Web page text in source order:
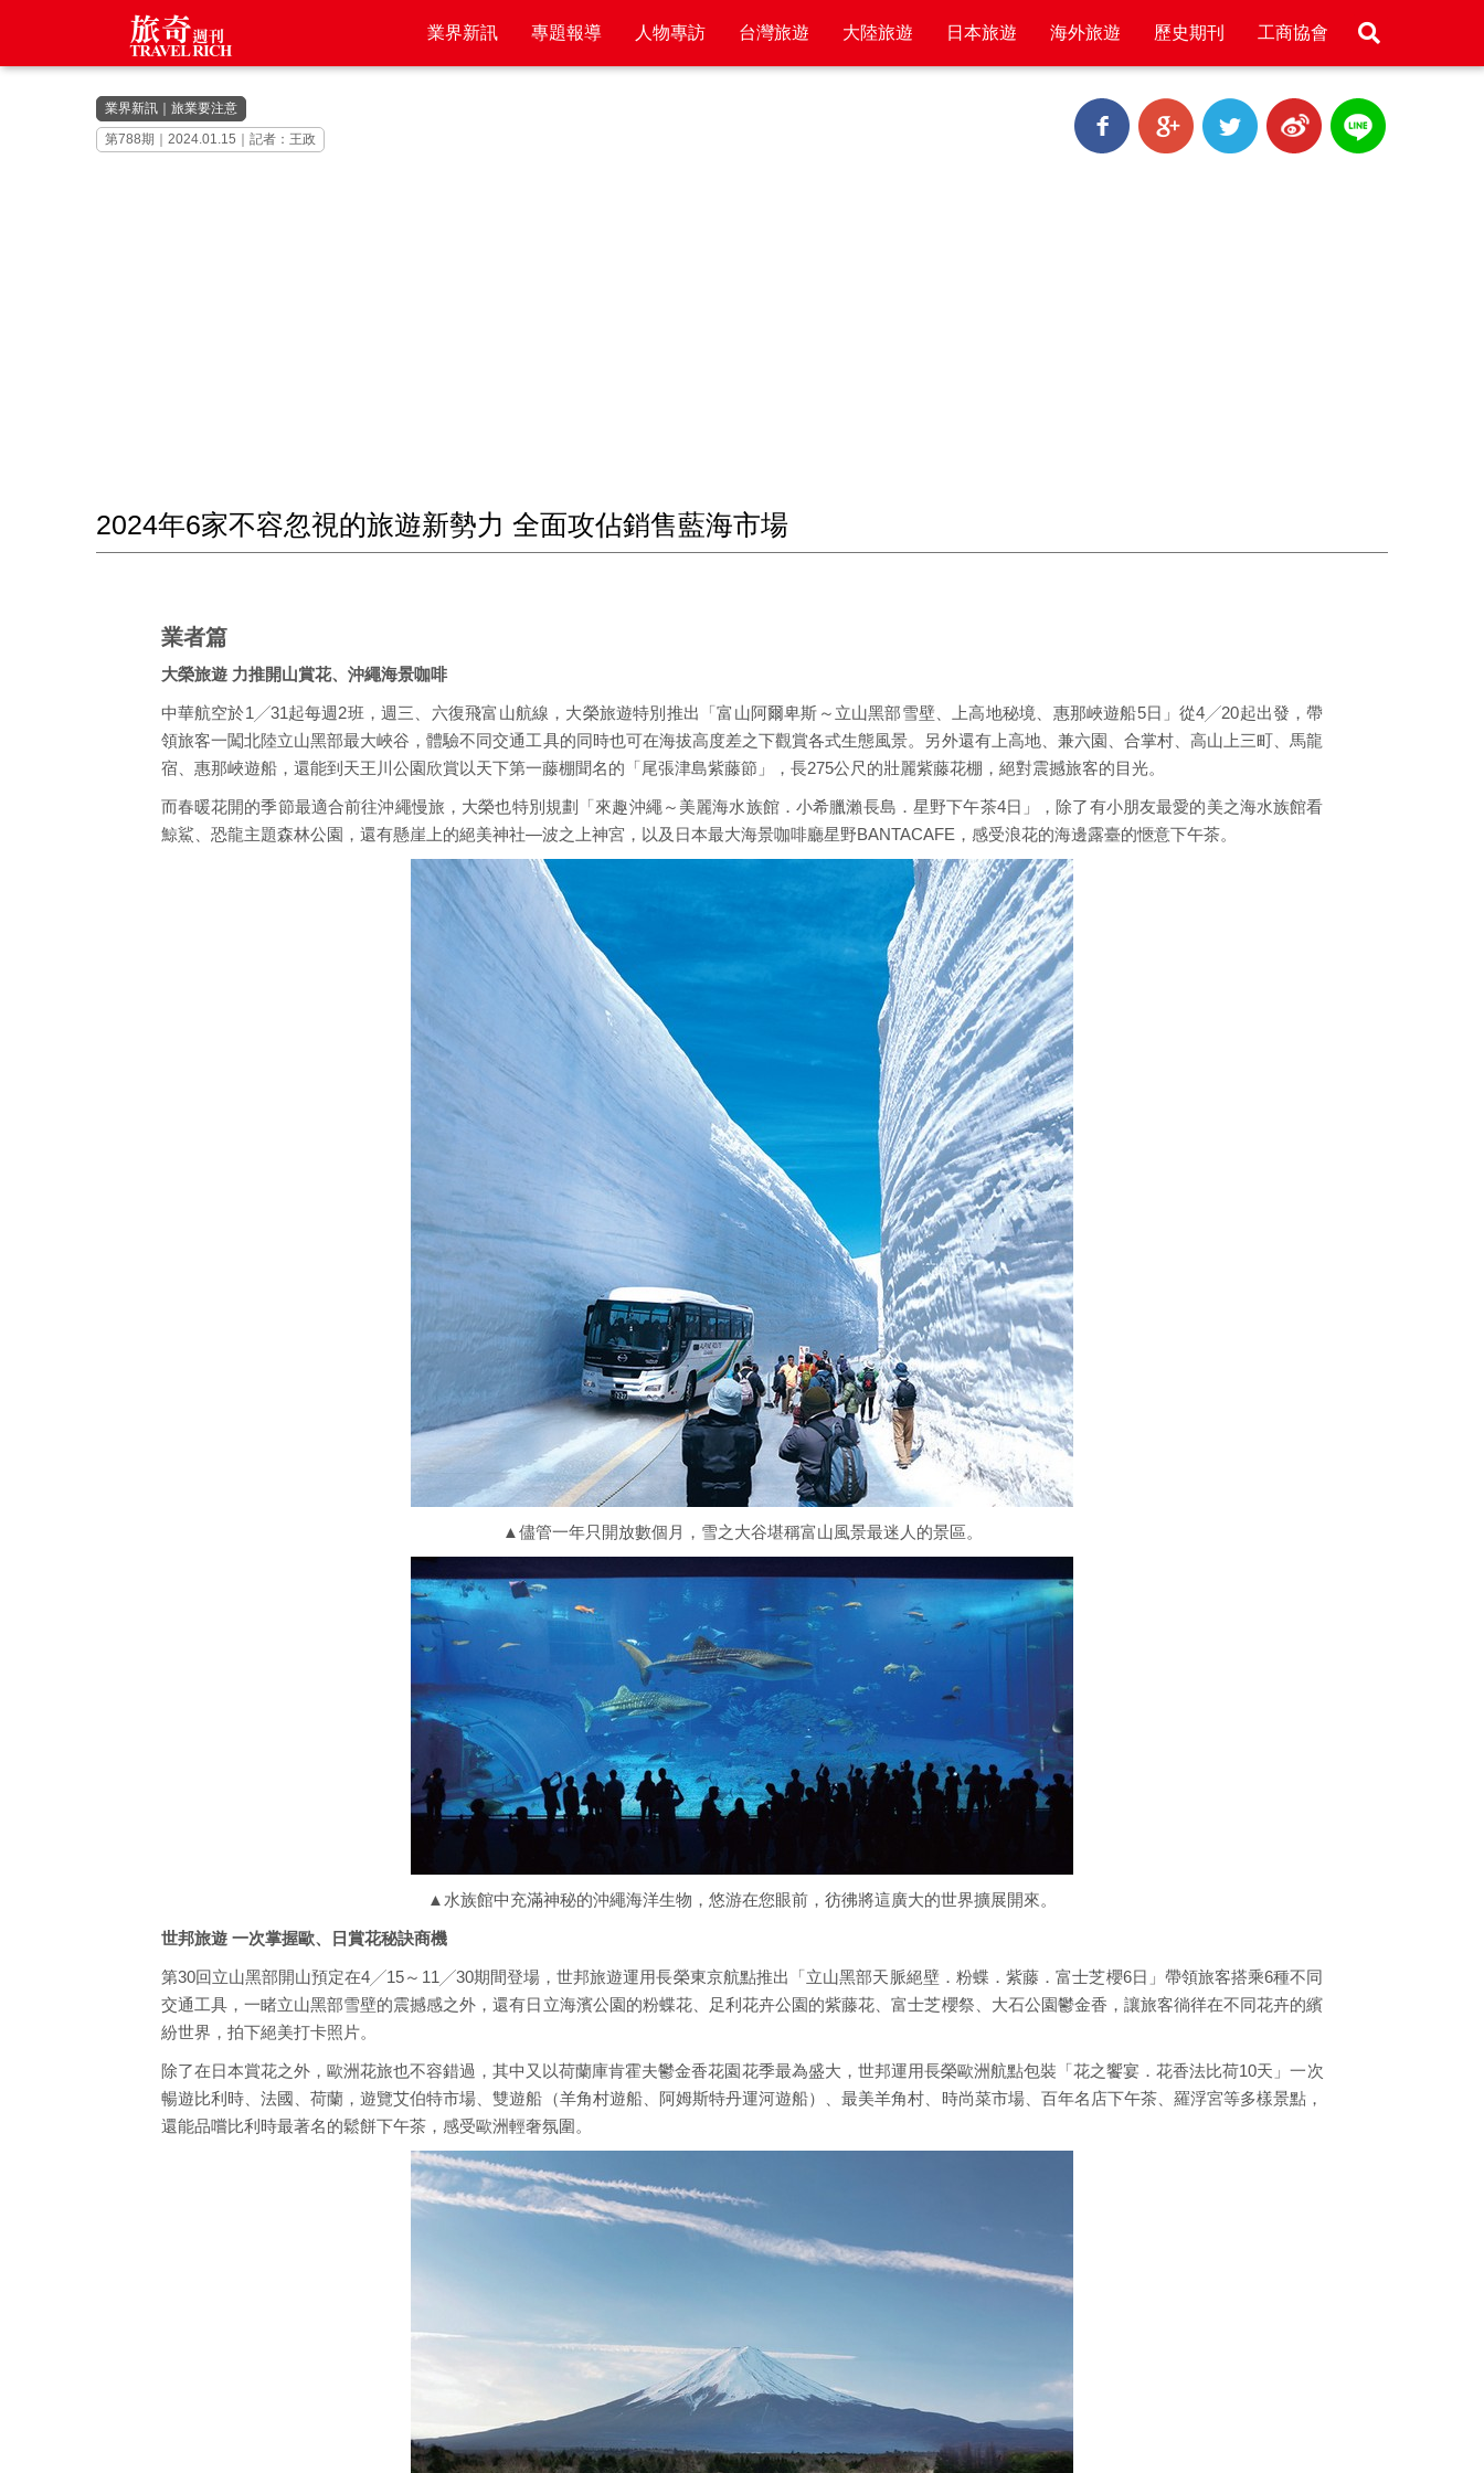
業界新訊 專題報導 人物專訪 台灣旅遊 大陸旅遊 日本旅遊 海外旅遊 歷史期刊 工商協會
業界新訊
旅業要注意
第788期｜2024.01.15｜記者：王政
2024年6家不容忽視的旅遊新勢力 全面攻佔銷售藍海市場
業者篇
大榮旅遊 力推開山賞花、沖繩海景咖啡
中華航空於1╱31起每週2班，週三、六復飛富山航線，大榮旅遊特別推出「富山阿爾卑斯～立山黑部雪壁、上高地秘境、惠那峽遊船5日」從4╱20起出發，帶
領旅客一闖北陸立山黑部最大峽谷，體驗不同交通工具的同時也可在海拔高度差之下觀賞各式生態風景。另外還有上高地、兼六園、合掌村、高山上三町、馬龍
宿、惠那峽遊船，還能到天王川公園欣賞以天下第一藤棚聞名的「尾張津島紫藤節」，長275公尺的壯麗紫藤花棚，絕對震撼旅客的目光。
而春暖花開的季節最適合前往沖繩慢旅，大榮也特別規劃「來趣沖繩～美麗海水族館．小希臘瀨長島．星野下午茶4日」，除了有小朋友最愛的美之海水族館看
鯨鯊、恐龍主題森林公園，還有懸崖上的絕美神社—波之上神宮，以及日本最大海景咖啡廳星野BANTACAFE，感受浪花的海邊露臺的愜意下午茶。
▲儘管一年只開放數個月，雪之大谷堪稱富山風景最迷人的景區。
▲水族館中充滿神秘的沖繩海洋生物，悠游在您眼前，彷彿將這廣大的世界擴展開來。
世邦旅遊 一次掌握歐、日賞花秘訣商機
第30回立山黑部開山預定在4╱15～11╱30期間登場，世邦旅遊運用長榮東京航點推出「立山黑部天脈絕壁．粉蝶．紫藤．富士芝櫻6日」帶領旅客搭乘6種不同
交通工具，一睹立山黑部雪壁的震撼感之外，還有日立海濱公園的粉蝶花、足利花卉公園的紫藤花、富士芝櫻祭、大石公園鬱金香，讓旅客徜徉在不同花卉的繽
紛世界，拍下絕美打卡照片。
除了在日本賞花之外，歐洲花旅也不容錯過，其中又以荷蘭庫肯霍夫鬱金香花園花季最為盛大，世邦運用長榮歐洲航點包裝「花之饗宴．花香法比荷10天」一次
暢遊比利時、法國、荷蘭，遊覽艾伯特市場、雙遊船（羊角村遊船、阿姆斯特丹運河遊船）、最美羊角村、時尚菜市場、百年名店下午茶、羅浮宮等多樣景點，
還能品嚐比利時最著名的鬆餅下午茶，感受歐洲輕奢氛圍。